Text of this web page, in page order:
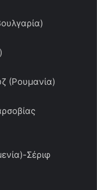
(Ρουμανία)
Σέριφ